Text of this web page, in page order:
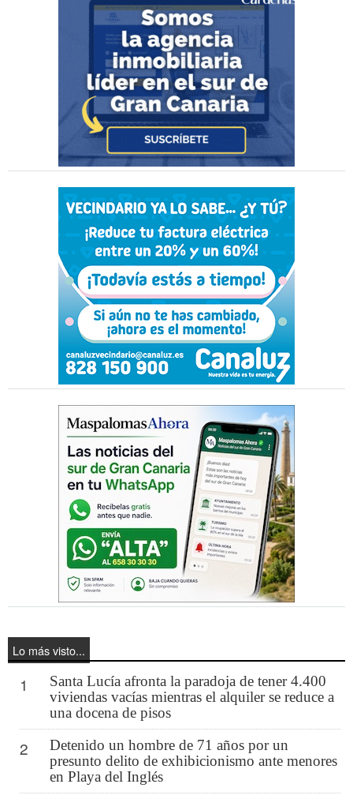
Lo más visto...
1
Santa Lucía afronta la paradoja de tener 4.400
viviendas vacías mientras el alquiler se reduce a
una docena de pisos
2
Detenido un hombre de 71 años por un
presunto delito de exhibicionismo ante menores
en Playa del Inglés